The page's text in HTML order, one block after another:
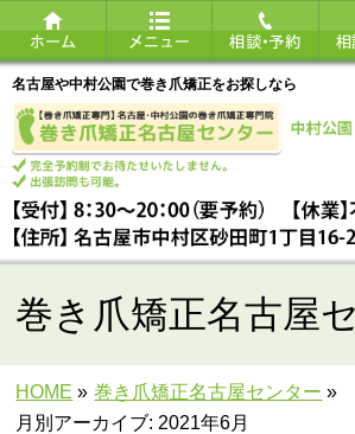
名古屋や中村公園で巻き爪矯正をお探しなら
巻き爪矯正名古屋
HOME » 巻き爪矯正名古屋センター »
月別アーカイブ: 2021年6月